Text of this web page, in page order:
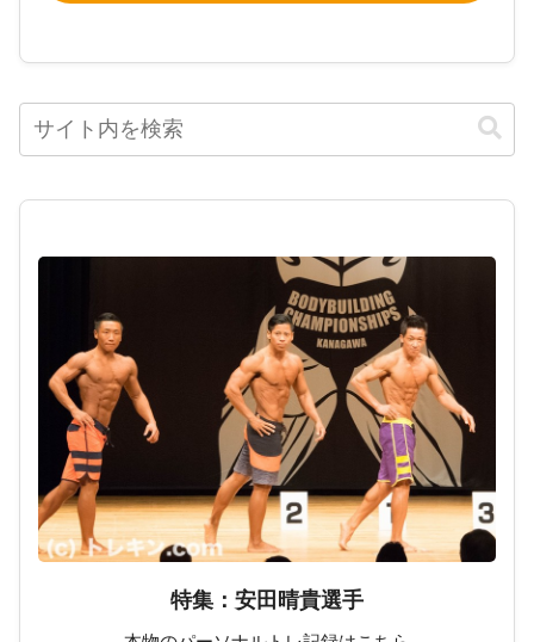
特集：安田晴貴選手